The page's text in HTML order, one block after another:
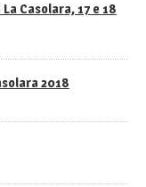
Casolara, 17 e 18
2018